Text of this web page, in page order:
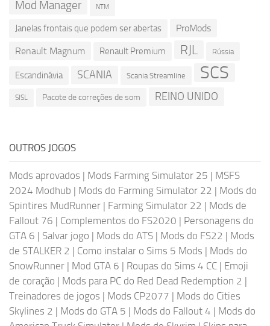
Mod Manager NTM
Janelas frontais que podem ser abertas
ProMods
Renault Magnum
Renault Premium RJL Rússia
Escandinávia SCANIA Scania Streamline SCS
SISL Pacote de correções de som REINO UNIDO
OUTROS JOGOS
Mods aprovados | Mods Farming Simulator 25 | MSFS
2024 Modhub | Mods do Farming Simulator 22 | Mods do
Spintires MudRunner | Farming Simulator 22 | Mods de
Fallout 76 | Complementos do FS2020 | Personagens do
GTA 6 | Salvar jogo | Mods do ATS | Mods do FS22 | Mods
de STALKER 2 | Como instalar o Sims 5 Mods | Mods do
SnowRunner | Mod GTA 6 | Roupas do Sims 4 CC | Emoji
de coração | Mods para PC do Red Dead Redemption 2 |
Treinadores de jogos | Mods CP2077 | Mods do Cities
Skylines 2 | Mods do GTA 5 | Mods do Fallout 4 | Mods do